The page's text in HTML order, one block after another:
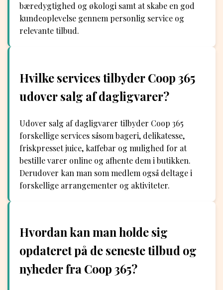
bæredygtighed og økologi samt at skabe en god
kundeoplevelse gennem personlig service og
relevante tilbud.
Hvilke services tilbyder Coop 365
udover salg af dagligvarer?
Udover salg af dagligvarer tilbyder Coop 365
forskellige services såsom bageri, delikatesse,
friskpresset juice, kaffebar og mulighed for at
bestille varer online og afhente dem i butikken.
Derudover kan man som medlem også deltage i
forskellige arrangementer og aktiviteter.
Hvordan kan man holde sig
opdateret på de seneste tilbud og
nyheder fra Coop 365?